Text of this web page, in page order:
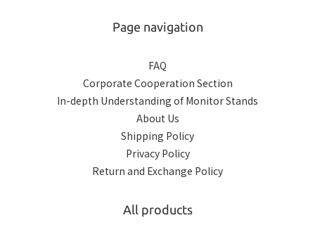
Page navigation
FAQ
Corporate Cooperation Section
In-depth Understanding of Monitor Stands
About Us
Shipping Policy
Privacy Policy
Return and Exchange Policy
All products